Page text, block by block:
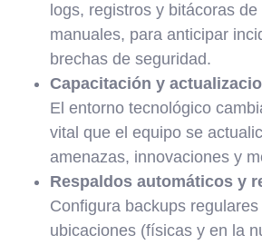
logs, registros y bitácoras
manuales, para anticipar
brechas de seguridad.
Capacitación y
El entorno tecnológico
vital que el equipo se
amenazas, innovaciones y
Respaldos automáticos y
Configura backups
ubicaciones (físicas y en la